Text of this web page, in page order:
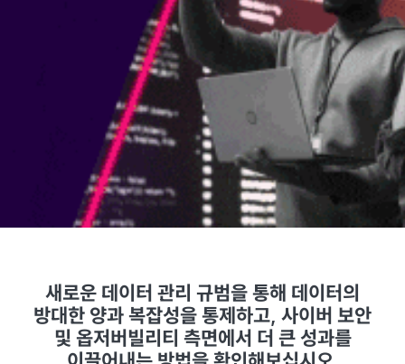
새로운 데이터 관리 규범을 통해 데이터의
방대한 양과 복잡성을 통제하고, 사이버 보안
및 옵저버빌리티 측면에서 더 큰 성과를